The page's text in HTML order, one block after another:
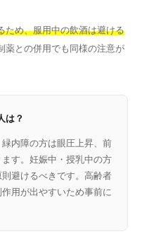
ため、服用中の飲酒は避ける
薬との併用でも同様の注意が
は？
内障の方は眼圧上昇、前
す。妊娠中・授乳中の方
避けるべきです。高齢者
用が出やすいため事前に